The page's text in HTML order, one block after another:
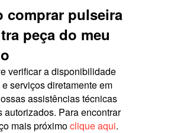
comprar pulseira
peça do meu
verificar a disponibilidade
serviços diretamente em
assistências técnicas
autorizados. Para encontrar
mais próximoclique aqui.